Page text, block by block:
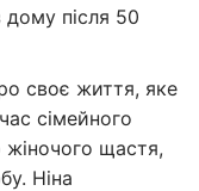
дому після 50
своє життя, яке
сімейного
жіночого щастя,
Ніна